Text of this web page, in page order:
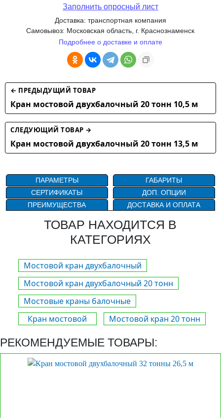
Заполнить опросный лист
Доставка: транспортная компания
Самовывоз: Московская область, г. Краснознаменск
Подробнее о доставке и оплате
← ПРЕДЫДУЩИЙ ТОВАР
Кран мостовой двухбалочный 20 тонн 10,5 м
СЛЕДУЮЩИЙ ТОВАР →
Кран мостовой двухбалочный 20 тонн 13,5 м
ПАРАМЕТРЫ
ГАБАРИТЫ
СЕРТИФИКАТЫ
ДОП. ОПЦИИ
ПРЕИМУЩЕСТВА
ДОСТАВКА И ОПЛАТА
ТОВАР НАХОДИТСЯ В
КАТЕГОРИЯХ
Мостовой кран двухбалочный
Мостовой кран двухбалочный 20 тонн
Мостовые краны балочные
Кран мостовой
Мостовой кран 20 тонн
РЕКОМЕНДУЕМЫЕ ТОВАРЫ: